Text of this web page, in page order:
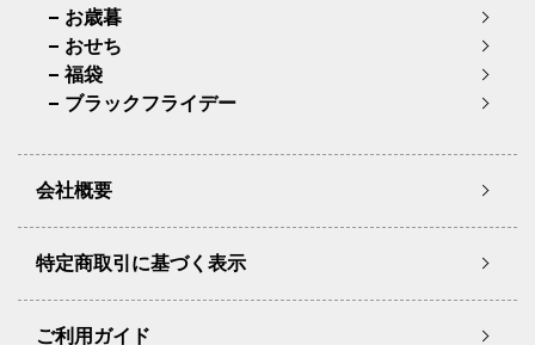
お歳暮
おせち
福袋
ブラックフライデー
会社概要
特定商取引に基づく表示
ご利用ガイド